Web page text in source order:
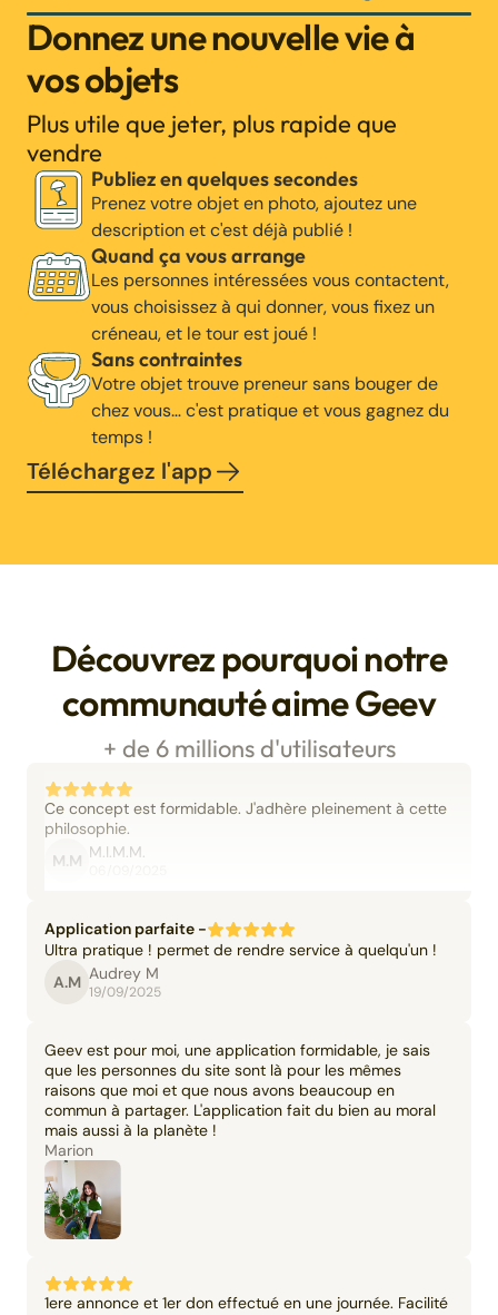
Donnez une nouvelle vie à
vos objets
Plus utile que jeter, plus rapide que
vendre
Publiez en quelques secondes
Prenez votre objet en photo, ajoutez une
description et c'est déjà publié !
Quand ça vous arrange
Les personnes intéressées vous contactent,
vous choisissez à qui donner, vous fixez un
créneau, et le tour est joué !
Sans contraintes
Votre objet trouve preneur sans bouger de
chez vous… c'est pratique et vous gagnez du
temps !
Téléchargez l'app
Découvrez pourquoi notre
communauté aime Geev
+ de 6 millions d'utilisateurs
Ce concept est formidable. J'adhère pleinement à cette
philosophie.
M.M M.I.M.M.
Application parfaite -
Ultra pratique ! permet de rendre service à quelqu'un !
A.M Audrey M
19/09/2025
Geev est pour moi, une application formidable, je sais
que les personnes du site sont là pour les mêmes
raisons que moi et que nous avons beaucoup en
commun à partager. L'application fait du bien au moral
mais aussi à la planète !
Marion
1ere annonce et 1er don effectué en une journée. Facilité